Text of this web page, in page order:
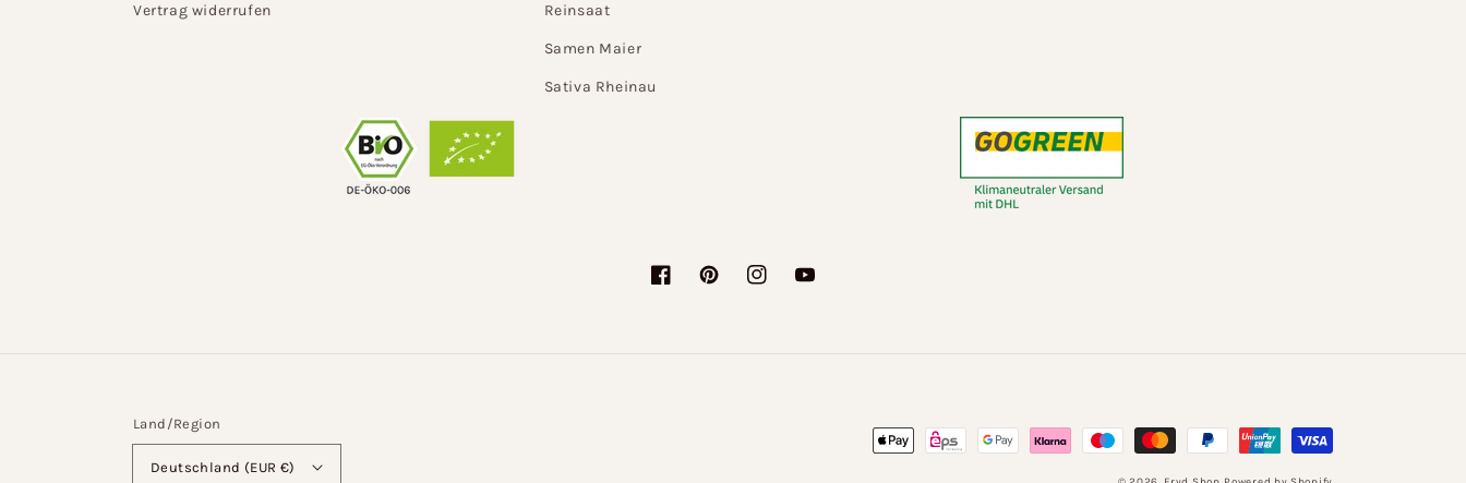
Vertrag widerrufen Reinsaat
Samen Maier
Sativa Rheinau
FacebookPinterestInstagramYouTube
Land/Region
Deutschland (EUR €)
Zahlungsmethoden